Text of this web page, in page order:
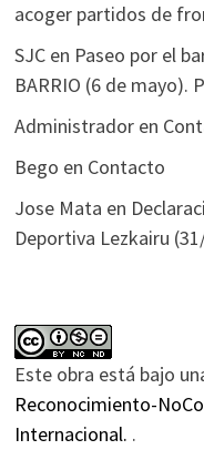
acoger partidos de
SJCen Paseo por el
BARRIO (6 de mayo).
Administradoren
Bego en Contacto
Jose Mata en
Deportiva Lezkairu
Este obra está bajo
Reconocimiento-
Internacional. .